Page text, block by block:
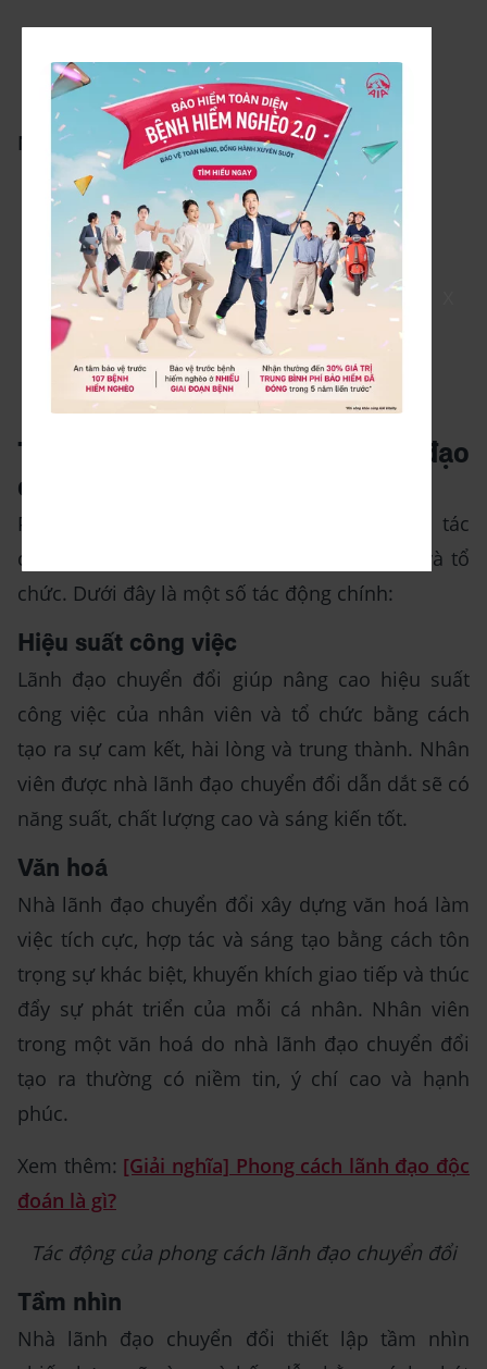
Thích ứng với sự thay đổi:
Nhược điểm:
Có thể tốn nhiều thời gian:
Phụ thuộc vào cá nhân lãnh đạo:
Có thể gây áp lực cho nhân viên:
Khó áp dụng trong tình huống khẩn cấp:
Có thể bị lạm dụng:
Tác động của phong cách lãnh đạo
chuyển đổi
Phong cách lãnh đạo chuyển đổi có nhiều tác
động tích cực đến các cá nhân, đội nhóm và tổ
chức. Dưới đây là một số tác động chính:
Hiệu suất công việc
Lãnh đạo chuyển đổi giúp nâng cao hiệu suất
công việc của nhân viên và tổ chức bằng cách
tạo ra sự cam kết, hài lòng và trung thành. Nhân
viên được nhà lãnh đạo chuyển đổi dẫn dắt sẽ có
năng suất, chất lượng cao và sáng kiến tốt.
Văn hoá
Nhà lãnh đạo chuyển đổi xây dựng văn hoá làm
việc tích cực, hợp tác và sáng tạo bằng cách tôn
trọng sự khác biệt, khuyến khích giao tiếp và thúc
đẩy sự phát triển của mỗi cá nhân. Nhân viên
trong một văn hoá do nhà lãnh đạo chuyển đổi
tạo ra thường có niềm tin, ý chí cao và hạnh
phúc.
Xem thêm: [Giải nghĩa] Phong cách lãnh đạo độc
đoán là gì?
Tác động của phong cách lãnh đạo chuyển đổi
Tầm nhìn
Nhà lãnh đạo chuyển đổi thiết lập tầm nhìn